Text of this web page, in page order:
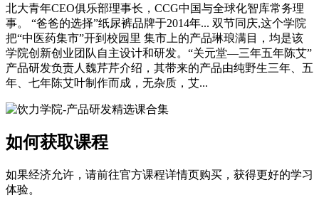
北大青年CEO俱乐部理事长，CCG中国与全球化智库常务理
事。 “爸爸的选择”纸尿裤品牌于2014年... 双节同庆,这个学院
把“中医药集市”开到校园里 集市上的产品琳琅满目，均是该
学院创新创业团队自主设计和研发。“关元堂—三年五年陈艾”
产品研发负责人魏芹芹介绍，其带来的产品由纯野生三年、五
年、七年陈艾叶制作而成，无杂质，艾...
如何获取课程
如果经济允许，请前往官方课程详情页购买，获得更好的学习
体验。